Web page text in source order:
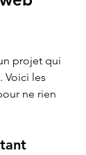
projet qui
Voici les
ne rien